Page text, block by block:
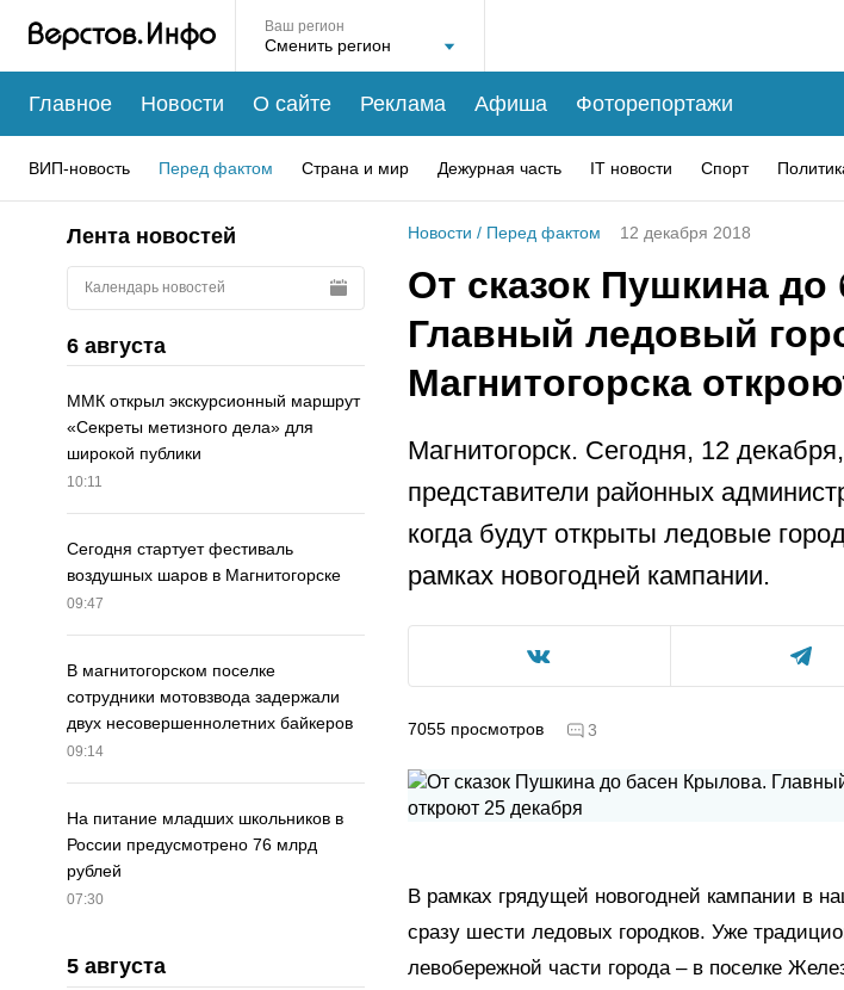
Ваш регион
Главное Новости О сайте Реклама Афиша Фоторепортажи
ВИП-новость Перед фактом Страна и мир Дежурная часть IT новости Спорт
Лента новостей
Календарь новостей
6 августа
ММК открыл экскурсионный маршрут
«Секреты метизного дела» для
широкой публики
10:11
Сегодня стартует фестиваль
воздушных шаров в Магнитогорске
09:47
В магнитогорском поселке
сотрудники мотовзвода задержали
двух несовершеннолетних байкеров
09:14
На питание младших школьников в
России предусмотрено 76 млрд
рублей
07:30
5 августа
Новости / Перед фактом 12 декабря 2018
От сказок Пушкина
Главный ледовый
Магнитогорска
Магнитогорск. Сегодня, 12
представители районных
когда будут открыты ледовые
рамках новогодней кампании.
7055 просмотров 3
В рамках грядущей новогодней кампании в
сразу шести ледовых городков. Уже
левобережной части города – в поселке